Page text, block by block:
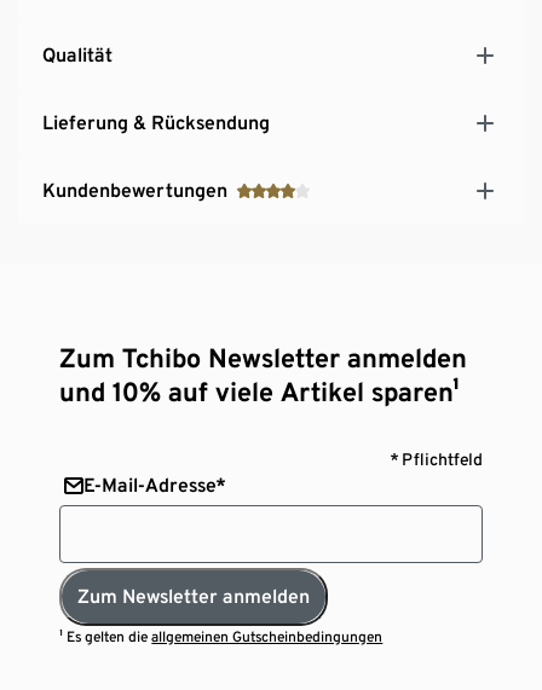
Qualität
Lieferung & Rücksendung
Kundenbewertungen
Zum Tchibo Newsletter anmelden
und 10% auf viele Artikel sparen¹
* Pflichtfeld
E-Mail-Adresse*
Zum Newsletter anmelden
¹ Es gelten dieallgemeinen Gutscheinbedingungen